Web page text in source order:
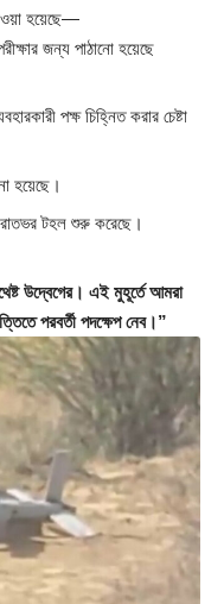
হয়েছে—
জন্য পাঠানো হয়েছে
পক্ষ চিহ্নিত করার চেষ্টা
হয়েছে।
টহল শুরু করেছে।
উদ্বেগের। এই মুহূর্তে আমরা
পরবর্তী পদক্ষেপ নেব।”